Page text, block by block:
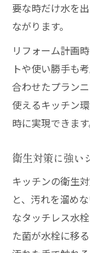
要な時だけ水を
ながります。
リフォーム計画
トや使い勝手も
合わせたプラン
使えるキッチン
時に実現できます
衛生対策に強い
キッチンの衛生
と、汚れを溜め
なタッチレス水
た菌が水栓に移